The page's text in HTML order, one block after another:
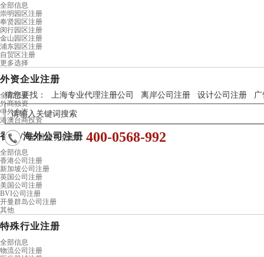
全部信息
崇明园区注册
奉贤园区注册
闵行园区注册
金山园区注册
浦东园区注册
自贸区注册
更多选择
外资企业注册
全部信息
外商独资
中外合资
港澳台商投资
香港/海外公司注册
全部信息
香港公司注册
新加坡公司注册
英国公司注册
美国公司注册
BVI公司注册
开曼群岛公司注册
其他
特殊行业注册
全部信息
物流公司注册
猜您要找： 上海专业代理注册公司 离岸公司注册 设计公司注册
全国服务热线： 400-0568-992